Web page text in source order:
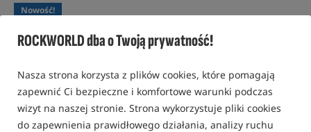
ROCKWORLD dba o Twoją prywatność!
Nasza strona korzysta z plików cookies, które pomagają
zapewnić Ci bezpieczne i komfortowe warunki podczas
wizyt na naszej stronie. Strona wykorzystuje pliki cookies
do zapewnienia prawidłowego działania, analizy ruchu
Nowość!